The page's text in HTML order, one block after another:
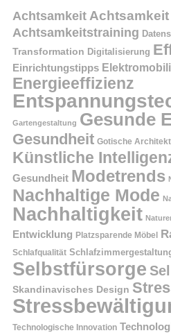
Achtsamkeit
Achtsamkeitstraining
Transformation Digitalisierung
Einrichtungstipps
Energieeffizienz
Gartengestaltung Gesunde
Gesundheit Gotische
Künstliche
Gesundheit Modetrends
Nachhaltige Mode
Nachhaltigkeit
Entwicklung Platzsparende Möbel
Schlafqualität
Selbstfürsorge
Skandinavisches Design
Technologische Innovation